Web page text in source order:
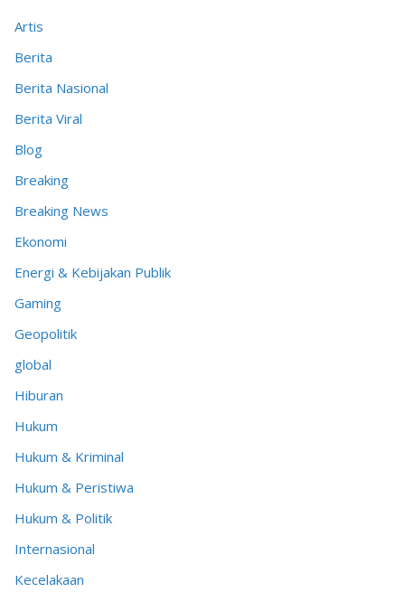
Artis
Berita
Berita Nasional
Berita Viral
Blog
Breaking
Breaking News
Ekonomi
Energi & Kebijakan Publik
Gaming
Geopolitik
global
Hiburan
Hukum
Hukum & Kriminal
Hukum & Peristiwa
Hukum & Politik
Internasional
Kecelakaan